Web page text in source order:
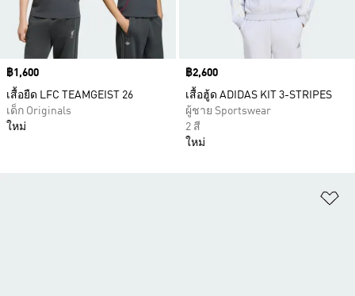
Price
฿1,600
เสื้อยืด LFC TEAMGEIST 26
เด็ก Originals
ใหม่
Price
฿2,600
เสื้อฮู้ด ADIDAS KIT 3-STRIPES
ผู้ชาย Sportswear
2 สี
ใหม่